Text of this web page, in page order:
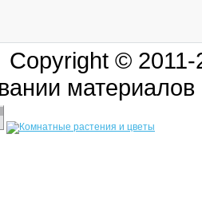
Copyright ©